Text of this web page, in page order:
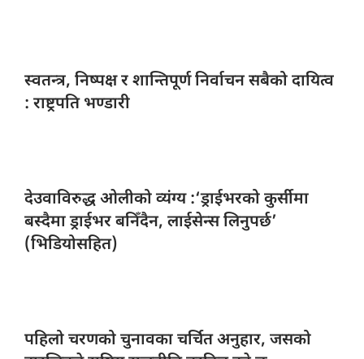
स्वतन्त्र, निष्पक्षर शान्तिपूर्ण निर्वाचन सबैको दायित्व
: राष्ट्रपति भण्डारी
देउवाविरुद्ध ओलीकोव्यंग्य :‘ड्राईभरको कुर्सीमा
बस्दैमा ड्राईभर बनिँदैन, लाईसेन्स लिनुपर्छ’
(भिडियोसहित)
पहिलो चरणकोचुनावका चर्चित अनुहार, जसको